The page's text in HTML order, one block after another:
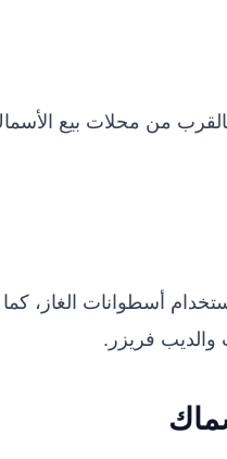
من محلات بيع
أسطوانات
والديب فريزر.